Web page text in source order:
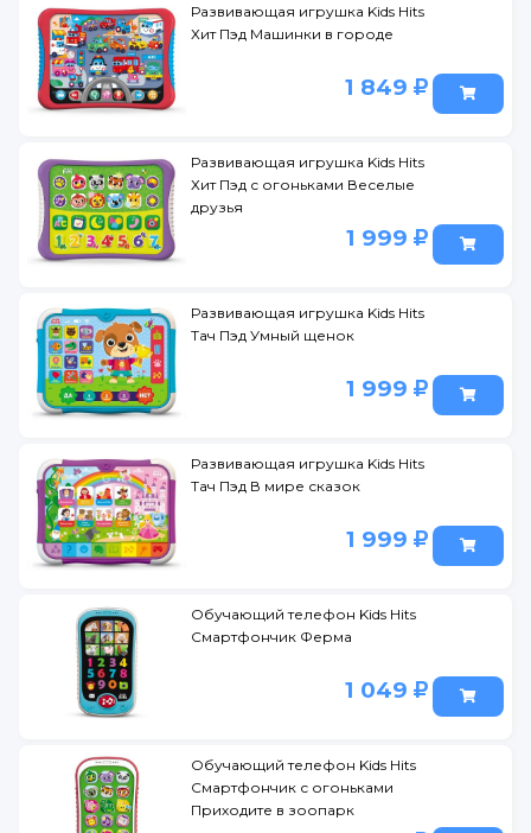
Развивающая игрушка Kids Hits
Хит Пэд Машинки в городе
1 849
Развивающая игрушка Kids Hits
Хит Пэд с огоньками Веселые
друзья
1 999
Развивающая игрушка Kids Hits
Тач Пэд Умный щенок
1 999
Развивающая игрушка Kids Hits
Тач Пэд В мире сказок
1 999
Обучающий телефон Kids Hits
Смартфончик Ферма
1 049
Обучающий телефон Kids Hits
Смартфончик с огоньками
Приходите в зоопарк